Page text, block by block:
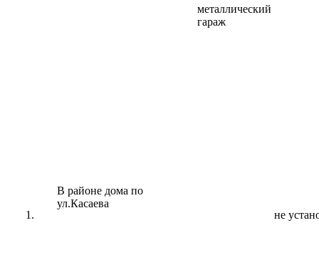
1.
В районе дома по
ул.Касаева
металлический
гараж
не